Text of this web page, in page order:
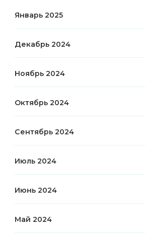
Январь 2025
Декабрь 2024
Ноябрь 2024
Октябрь 2024
Сентябрь 2024
Июль 2024
Июнь 2024
Май 2024